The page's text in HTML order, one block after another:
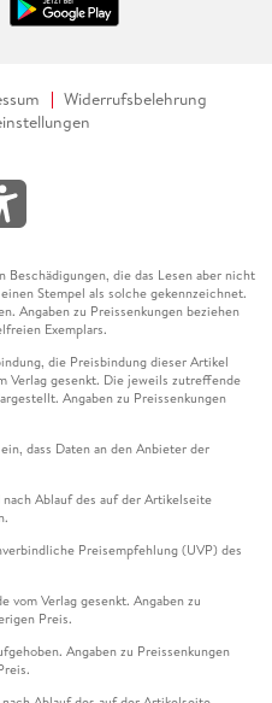
Widerrufsbelehrung
die das Lesen aber nicht
Stempel als solche gekennzeichnet.
Angaben zu Preissenkungen beziehen
Exemplars.
die Preisbindung dieser Artikel
Verlag gesenkt. Die jeweils zutreffende
Angaben zu Preissenkungen
dass Daten an den Anbieter der
Ablauf des auf der Artikelseite
Preisempfehlung (UVP) des
vom Verlag gesenkt. Angaben zu
Preis.
Angaben zu Preissenkungen